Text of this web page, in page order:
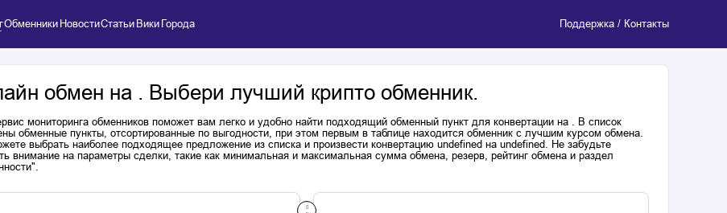
Обменники НовостиСтатьи Вики Города Поддержка / Контакты
обмен на . Выбери лучший крипто обменник.
мониторинга обменников поможет вам легко и удобно найти подходящий обменный пункт для конвертации на . В список
обменные пункты, отсортированные по выгодности, при этом первым в таблице находится обменник с лучшим курсом обмена.
выбрать наиболее подходящее предложение из списка и произвести конвертацию undefined на undefined. Не забудьте
внимание на параметры сделки, такие как минимальная и максимальная сумма обмена, резерв, рейтинг обмена и раздел